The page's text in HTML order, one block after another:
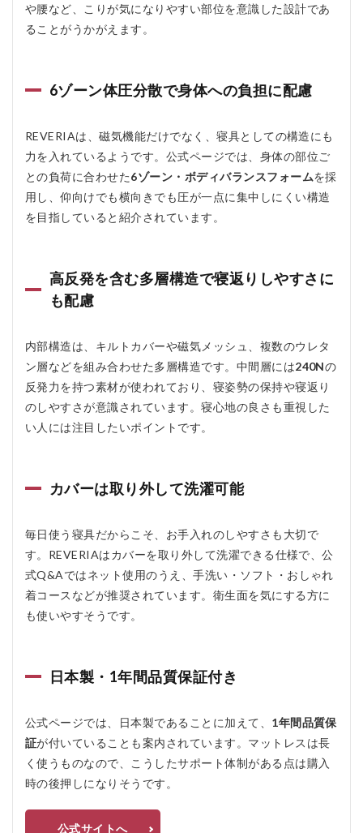
返品・
キャン
が必要
REVERIA
めする人
おすすめ
しない人
5.1
人
5.2
しな
い人
6
REVERIA
のよくあ
る質問疑
Q1.
商品です
か？
6.2
Q2.
はい
サイ
ズは
選べ
ます
か？
Q4.
や腰など、こりが気になりやすい部位を意識した設計であ
ることがうかがえます。
6ゾーン体圧分散で身体への負担に配慮
REVERIAは、磁気機能だけでなく、寝具としての構造にも
力を入れているようです。公式ページでは、身体の部位ご
との負荷に合わせた6ゾーン・ボディバランスフォームを採
用し、仰向けでも横向きでも圧が一点に集中しにくい構造
を目指していると紹介されています。
高反発を含む多層構造で寝返りしやすさに
も配慮
内部構造は、キルトカバーや磁気メッシュ、複数のウレタ
ン層などを組み合わせた多層構造です。中間層には240Nの
反発力を持つ素材が使われており、寝姿勢の保持や寝返り
のしやすさが意識されています。寝心地の良さも重視した
い人には注目したいポイントです。
カバーは取り外して洗濯可能
毎日使う寝具だからこそ、お手入れのしやすさも大切で
す。REVERIAはカバーを取り外して洗濯できる仕様で、公
式Q&Aではネット使用のうえ、手洗い・ソフト・おしゃれ
着コースなどが推奨されています。衛生面を気にする方に
も使いやすそうです。
日本製・1年間品質保証付き
公式ページでは、日本製であることに加えて、 1年間品質保
証が付いていることも案内されています。マットレスは長
く使うものなので、こうしたサポート体制がある点は購入
時の後押しになりそうです。
公式サイトへ